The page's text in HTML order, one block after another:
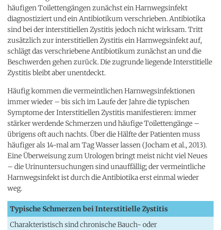
häufigen Toilettengängen zunächst ein Harnwegsinfekt
diagnostiziert und ein Antibiotikum verschrieben. Antibiotika
sind bei der interstitiellen Zystitis jedoch nicht wirksam. Tritt
zusätzlich zur interstitiellen Zystitis ein Harnwegsinfekt auf,
schlägt das verschriebene Antibiotikum zunächst an und die
Beschwerden gehen zurück. Die zugrunde liegende Interstitielle
Zystitis bleibt aber unentdeckt.
Häufig kommen die vermeintlichen Harnwegsinfektionen
immer wieder – bis sich im Laufe der Jahre die typischen
Symptome der Interstitiellen Zystitis manifestieren: immer
stärker werdende Schmerzen und häufige Toilettengänge –
übrigens oft auch nachts. Über die Hälfte der Patienten muss
häufiger als 14-mal am Tag Wasser lassen (Jocham et al., 2013).
Eine Überweisung zum Urologen bringt meist nicht viel Neues
– die Urinuntersuchungen sind unauffällig; der vermeintliche
Harnwegsinfekt ist durch die Antibiotika erst einmal wieder
weg.
Typische Schmerzen bei Interstitielle Zystitis
Charakteristisch sind chronische Bauch- oder